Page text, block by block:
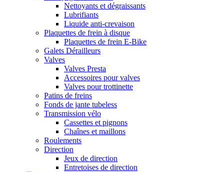
Nettoyants et dégraissants
Lubrifiants
Liquide anti-crevaison
Plaquettes de frein à disque
Plaquettes de frein E-Bike
Galets Dérailleurs
Valves
Valves Presta
Accessoires pour valves
Valves pour trottinette
Patins de freins
Fonds de jante tubeless
Transmission vélo
Cassettes et pignons
Chaînes et maillons
Roulements
Direction
Jeux de direction
Entretoises de direction